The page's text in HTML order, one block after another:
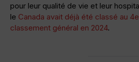
pour leur qualité de vie et leur
le Canada avait déjà été classé au
classement général en 2024.